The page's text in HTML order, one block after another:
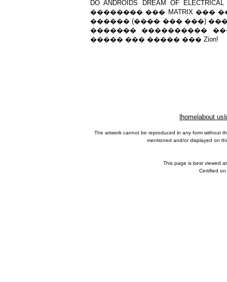
DO ANDROIDS DREAM OF
�������� ��� MATRIX
������ (���� ��� ���)
������� ����������
����� ��� ����� ��� Zion!
home about us
The artwork cannot be reproduced in any form without
mentioned and/or displayed on
This page is best viewed
Certified on